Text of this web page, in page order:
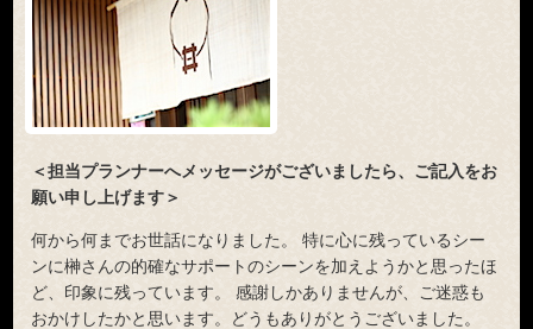
＜担当プランナーへメッセージがございましたら、ご記入をお
願い申し上げます＞
何から何までお世話になりました。 特に心に残っているシー
ンに榊さんの的確なサポートのシーンを加えようかと思ったほ
ど、印象に残っています。 感謝しかありませんが、ご迷惑も
おかけしたかと思います。どうもありがとうございました。